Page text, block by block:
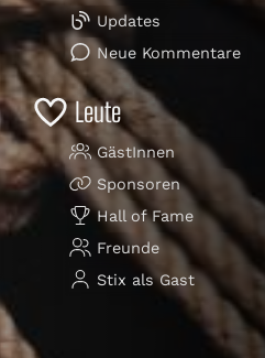
Updates
Neue Kommentare
Leute
GästInnen
Sponsoren
Hall of Fame
Freunde
Stix als Gast